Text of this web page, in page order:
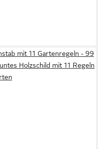
mit 11 Gartenregeln - 99
Holzschild mit 11 Regeln